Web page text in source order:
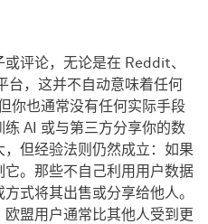
评论，无论是在 Reddit、
台，这并不自动意味着任何
你也通常没有任何实际手段
AI 或与第三方分享你的数
但经验法则仍然成立：如果
。那些不自己利用用户数据
式将其出售或分享给他人。
盟用户通常比其他人受到更